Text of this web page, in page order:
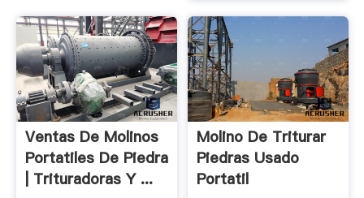
Ventas De Molinos
Portatiles De Piedra
| Trituradoras Y ...
Molino De Triturar
Piedras Usado
Portatil